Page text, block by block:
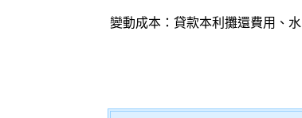
變動成本：貸款本利攤還費用、